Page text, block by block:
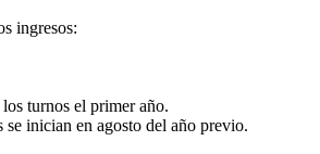
ingresos:
turnos el primer año.
se inician en agosto del año previo.